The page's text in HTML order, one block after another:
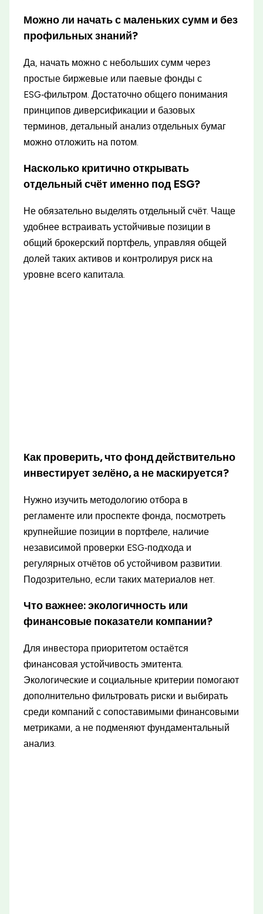
Можно ли начать с маленьких сумм и без
профильных знаний?
Да, начать можно с небольших сумм через
простые биржевые или паевые фонды с
ESG‑фильтром. Достаточно общего понимания
принципов диверсификации и базовых
терминов, детальный анализ отдельных бумаг
можно отложить на потом.
Насколько критично открывать
отдельный счёт именно под ESG?
Не обязательно выделять отдельный счёт. Чаще
удобнее встраивать устойчивые позиции в
общий брокерский портфель, управляя общей
долей таких активов и контролируя риск на
уровне всего капитала.
Как проверить, что фонд действительно
инвестирует зелёно, а не маскируется?
Нужно изучить методологию отбора в
регламенте или проспекте фонда, посмотреть
крупнейшие позиции в портфеле, наличие
независимой проверки ESG‑подхода и
регулярных отчётов об устойчивом развитии.
Подозрительно, если таких материалов нет.
Что важнее: экологичность или
финансовые показатели компании?
Для инвестора приоритетом остаётся
финансовая устойчивость эмитента.
Экологические и социальные критерии помогают
дополнительно фильтровать риски и выбирать
среди компаний с сопоставимыми финансовыми
метриками, а не подменяют фундаментальный
анализ.